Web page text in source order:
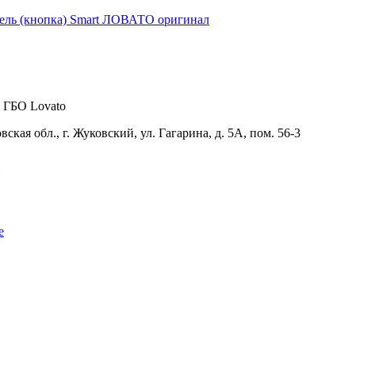
(кнопка) Smart ЛОВАТО оригинал
ГБО Lovato
обл., г. Жуковский, ул. Гагарина, д. 5А, пом. 56-3